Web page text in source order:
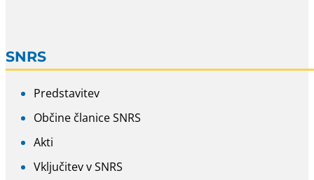
SNRS
Predstavitev
Občine članice SNRS
Akti
Vključitev v SNRS